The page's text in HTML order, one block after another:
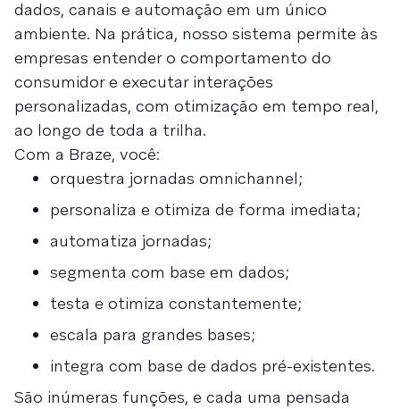
dados, canais e automação em um único
ambiente. Na prática, nosso sistema permite às
empresas entender o comportamento do
consumidor e executar interações
personalizadas, com otimização em tempo real,
ao longo de toda a trilha.
Com a Braze, você:
orquestra jornadas omnichannel;
personaliza e otimiza de forma imediata;
automatiza jornadas;
segmenta com base em dados;
testa e otimiza constantemente;
escala para grandes bases;
integra com base de dados pré-existentes.
São inúmeras funções, e cada uma pensada